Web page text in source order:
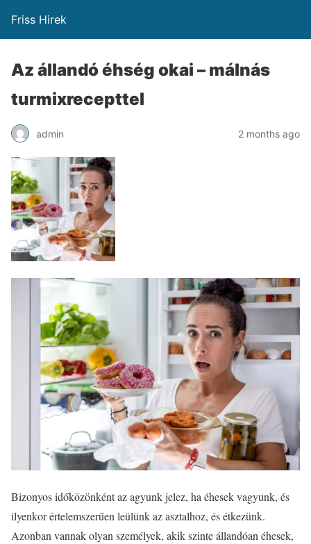
Friss Hirek
Az állandó éhség okai – málnás
turmixrecepttel
admin 2 months ago
Bizonyos időközönként az agyunk jelez, ha éhesek vagyunk, és
ilyenkor értelemszerűen leülünk az asztalhoz, és étkezünk.
Azonban vannak olyan személyek, akik szinte állandóan éhesek,